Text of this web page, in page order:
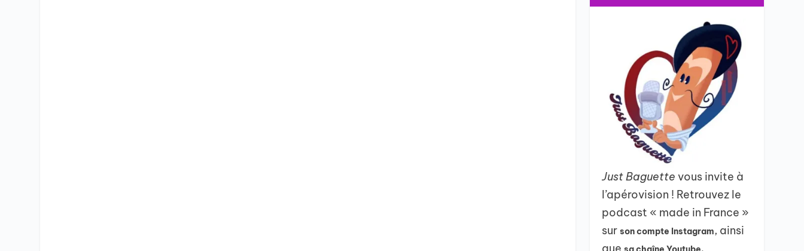
Just Baguettevous invite à
l’apérovision ! Retrouvez le
podcast « made in France »
surson compte Instagram, ainsi